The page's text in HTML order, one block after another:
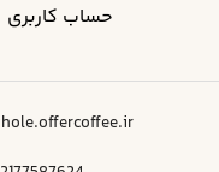
حساب کاربری